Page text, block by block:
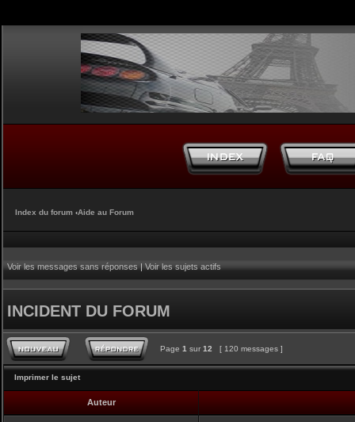
Index du forum ‹Aide au Forum
Voir les messages sans réponses|Voir les sujets actifs
INCIDENT DU FORUM
Page 1 sur 12 [ 120 messages ]
Imprimer le sujet
Auteur